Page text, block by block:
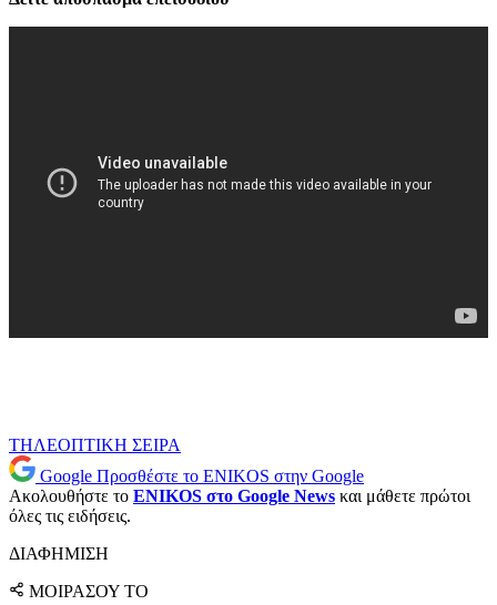
ΤΗΛΕΟΠΤΙΚΗ ΣΕΙΡΑ
Google Προσθέστε το ENIKOS στην Google
Ακολουθήστε το ENIKOS στο Google News και μάθετε πρώτοι
όλες τις ειδήσεις.
ΔΙΑΦΗΜΙΣΗ
ΜΟΙΡΑΣΟΥ ΤΟ